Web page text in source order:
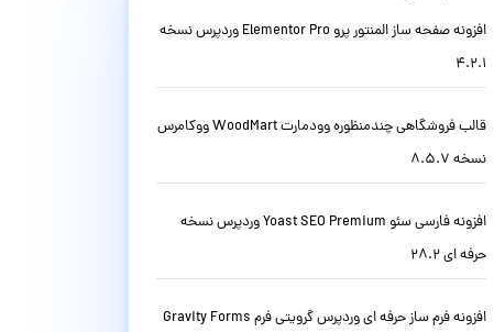
افزونه صفحه ساز المنتور پرو Elementor Pro وردپرس نسخه
4.2.1
قالب فروشگاهی چندمنظوره وودمارت WoodMart ووکامرس
نسخه 8.5.7
افزونه فارسی سئو Yoast SEO Premium وردپرس نسخه
حرفه ای 28.2
افزونه فرم ساز حرفه ای وردپرس گرویتی فرم Gravity Forms